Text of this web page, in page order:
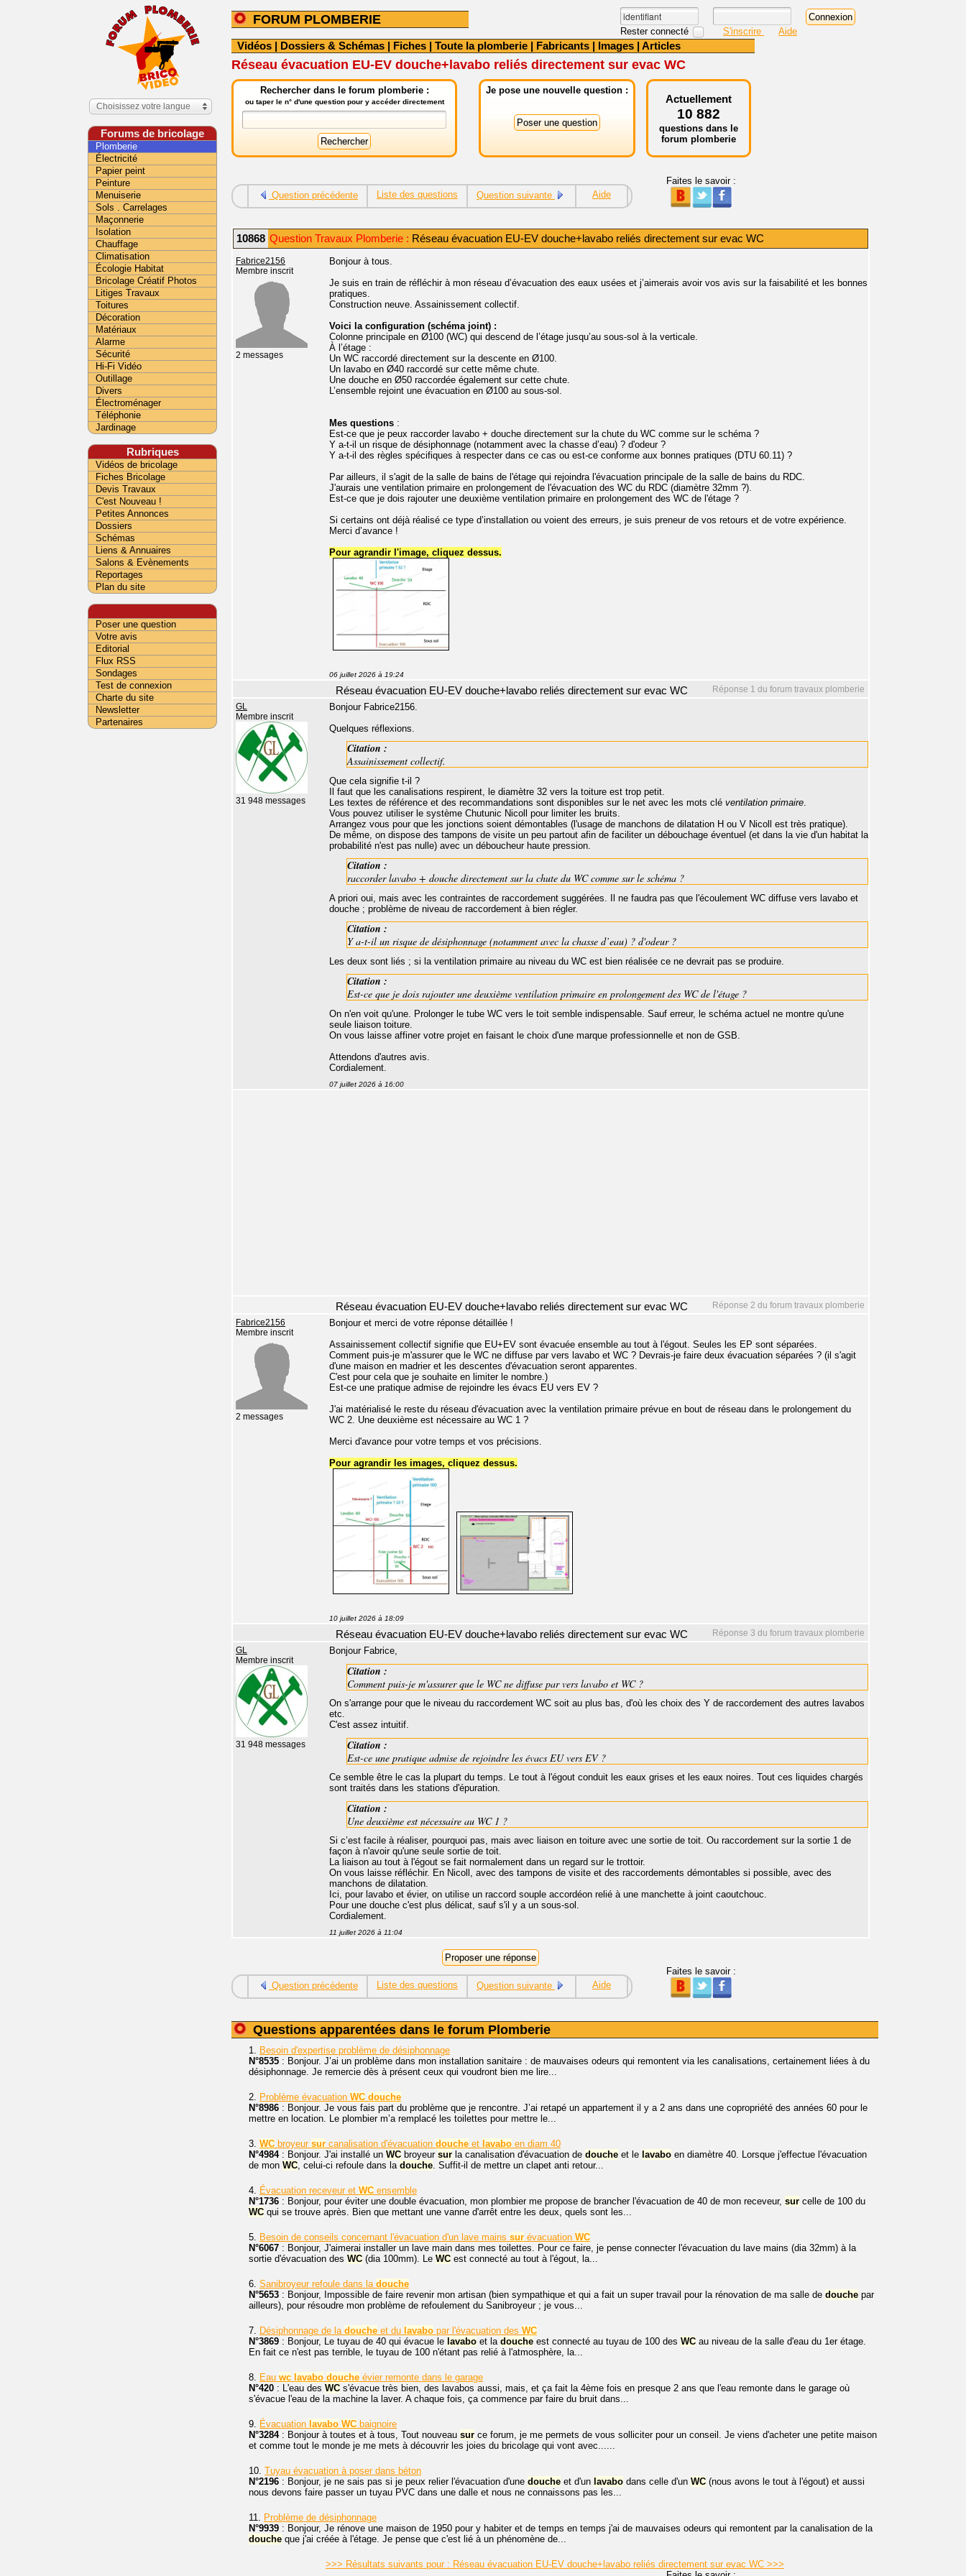
FORUM PLOMBERIE
Rester connecté S'inscrire Aide
Vidéos | Dossiers & Schémas | Fiches | Toute la plomberie | Fabricants | Images | Articles
Réseau évacuation EU-EV douche+lavabo reliés directement sur evac WC
Rechercher dans le forum plomberie :
ou taper le n° d'une question pour y accéder directement
Je pose une nouvelle question :
Actuellement
10 882
questions dans le
forum plomberie
Question précédente Liste des questions Question suivante Aide
Faites le savoir :
10868 Question Travaux Plomberie : Réseau évacuation EU-EV douche+lavabo reliés directement sur evac WC
Fabrice2156
Membre inscrit
2 messages
Bonjour à tous.
Je suis en train de réfléchir à mon réseau d’évacuation des eaux usées et j’aimerais avoir vos avis sur la faisabilité et les bonnes
pratiques.
Construction neuve. Assainissement collectif.
Voici la configuration (schéma joint) :
Colonne principale en Ø100 (WC) qui descend de l’étage jusqu’au sous-sol à la verticale.
À l’étage :
Un WC raccordé directement sur la descente en Ø100.
Un lavabo en Ø40 raccordé sur cette même chute.
Une douche en Ø50 raccordée également sur cette chute.
L’ensemble rejoint une évacuation en Ø100 au sous-sol.
Mes questions :
Est-ce que je peux raccorder lavabo + douche directement sur la chute du WC comme sur le schéma ?
Y a-t-il un risque de désiphonnage (notamment avec la chasse d’eau) ? d'odeur ?
Y a-t-il des règles spécifiques à respecter dans ce cas ou est-ce conforme aux bonnes pratiques (DTU 60.11) ?
Par ailleurs, il s'agit de la salle de bains de l'étage qui rejoindra l'évacuation principale de la salle de bains du RDC.
J'aurais une ventilation primaire en prolongement de l'évacuation des WC du RDC (diamètre 32mm ?).
Est-ce que je dois rajouter une deuxième ventilation primaire en prolongement des WC de l'étage ?
Si certains ont déjà réalisé ce type d’installation ou voient des erreurs, je suis preneur de vos retours et de votre expérience.
Merci d’avance !
Pour agrandir l'image, cliquez dessus.
06 juillet 2026 à 19:24
Réponse 1 du forum travaux plomberie
Réseau évacuation EU-EV douche+lavabo reliés directement sur evac WC
GL
Membre inscrit
31 948 messages
Bonjour Fabrice2156.
Quelques réflexions.
Citation :
Assainissement collectif.
Que cela signifie t-il ?
Il faut que les canalisations respirent, le diamètre 32 vers la toiture est trop petit.
Les textes de référence et des recommandations sont disponibles sur le net avec les mots clé ventilation primaire
Vous pouvez utiliser le système Chutunic Nicoll pour limiter les bruits.
Arrangez vous pour que les jonctions soient démontables (l'usage de manchons de dilatation H ou V Nicoll est très pratique).
De même, on dispose des tampons de visite un peu partout afin de faciliter un débouchage éventuel (et dans la vie d'un habitat la
probabilité n'est pas nulle) avec un déboucheur haute pression.
Citation :
raccorder lavabo + douche directement sur la chute du WC comme sur le schéma ?
A priori oui, mais avec les contraintes de raccordement suggérées. Il ne faudra pas que l'écoulement WC diffuse vers lavabo et
douche ; problème de niveau de raccordement à bien régler.
Citation :
Y a-t-il un risque de désiphonnage (notamment avec la chasse d’eau) ? d'odeur ?
Les deux sont liés ; si la ventilation primaire au niveau du WC est bien réalisée ce ne devrait pas se produire.
Citation :
Est-ce que je dois rajouter une deuxième ventilation primaire en prolongement des WC de l'étage ?
On n'en voit qu'une. Prolonger le tube WC vers le toit semble indispensable. Sauf erreur, le schéma actuel ne montre qu'une
seule liaison toiture.
On vous laisse affiner votre projet en faisant le choix d'une marque professionnelle et non de GSB.
Attendons d'autres avis.
Cordialement.
07 juillet 2026 à 16:00
Réponse 2 du forum travaux plomberie
Réseau évacuation EU-EV douche+lavabo reliés directement sur evac WC
Fabrice2156
Membre inscrit
2 messages
Bonjour et merci de votre réponse détaillée !
Assainissement collectif signifie que EU+EV sont évacuée ensemble au tout à l'égout. Seules les EP sont séparées.
Comment puis-je m'assurer que le WC ne diffuse par vers lavabo et WC ? Devrais-je faire deux évacuation séparées ? (il s'agit
d'une maison en madrier et les descentes d'évacuation seront apparentes.
C'est pour cela que je souhaite en limiter le nombre.)
Est-ce une pratique admise de rejoindre les évacs EU vers EV ?
J'ai matérialisé le reste du réseau d'évacuation avec la ventilation primaire prévue en bout de réseau dans le prolongement du
WC 2. Une deuxième est nécessaire au WC 1 ?
Merci d'avance pour votre temps et vos précisions.
Pour agrandir les images, cliquez dessus.
10 juillet 2026 à 18:09
Réponse 3 du forum travaux plomberie
Réseau évacuation EU-EV douche+lavabo reliés directement sur evac WC
GL
Membre inscrit
31 948 messages
Bonjour Fabrice,
Citation :
Comment puis-je m'assurer que le WC ne diffuse par vers lavabo et WC ?
On s'arrange pour que le niveau du raccordement WC soit au plus bas, d'où les choix des Y de raccordement des autres lavabos
etc.
C'est assez intuitif.
Citation :
Est-ce une pratique admise de rejoindre les évacs EU vers EV ?
Ce semble être le cas la plupart du temps. Le tout à l'égout conduit les eaux grises et les eaux noires. Tout ces liquides chargés
sont traités dans les stations d'épuration.
Citation :
Une deuxième est nécessaire au WC 1 ?
Si c’est facile à réaliser, pourquoi pas, mais avec liaison en toiture avec une sortie de toit. Ou raccordement sur la sortie 1 de
façon à n'avoir qu'une seule sortie de toit.
La liaison au tout à l'égout se fait normalement dans un regard sur le trottoir.
On vous laisse réfléchir. En Nicoll, avec des tampons de visite et des raccordements démontables si possible, avec des
manchons de dilatation.
Ici, pour lavabo et évier, on utilise un raccord souple accordéon relié à une manchette à joint caoutchouc.
Pour une douche c'est plus délicat, sauf s'il y a un sous-sol.
Cordialement.
11 juillet 2026 à 11:04
Question précédente Liste des questions Question suivante Aide
Faites le savoir :
Questions apparentées dans le forum Plomberie
1. Besoin d'expertise problème de désiphonnage
N°8535 : Bonjour. J’ai un problème dans mon installation sanitaire : de mauvaises odeurs qui remontent via les canalisations, certainement liées à du
désiphonnage. Je remercie dès à présent ceux qui voudront bien me lire...
2. Problème évacuation WC douche
N°8986 : Bonjour. Je vous fais part du problème que je rencontre. J’ai retapé un appartement il y a 2 ans dans une copropriété des années 60 pour le
mettre en location. Le plombier m’a remplacé les toilettes pour mettre le...
3. WC broyeur sur canalisation d'évacuation douche et lavabo en diam 40
N°4984: Bonjour. J'ai installé un WC broyeur sur la canalisation d'évacuation de douche et le lavabo en diamètre 40. Lorsque j'effectue l'évacuation
de mon WC, celui-ci refoule dans la douche. Suffit-il de mettre un clapet anti retour...
4. Évacuation receveur et WC ensemble
N°1736 : Bonjour, pour éviter une double évacuation, mon plombier me propose de brancher l'évacuation de 40 de mon receveur, sur celle de 100 du
WC qui se trouve après. Bien que mettant une vanne d'arrêt entre les deux, quels sont les...
5. Besoin de conseils concernant l'évacuation d'un lave mains sur évacuation WC
N°6067 : Bonjour, J'aimerai installer un lave main dans mes toilettes. Pour ce faire, je pense connecter l'évacuation du lave mains (dia 32mm) à la
sortie d'évacuation des WC (dia 100mm). Le WC est connecté au tout à l'égout, la...
6. Sanibroyeur refoule dans la douche
N°5653 : Bonjour, Impossible de faire revenir mon artisan (bien sympathique et qui a fait un super travail pour la rénovation de ma salle de douche par
ailleurs), pour résoudre mon problème de refoulement du Sanibroyeur ; je vous...
7. Désiphonnage de la douche et du lavabo par l'évacuation des WC
N°3869 : Bonjour, Le tuyau de 40 qui évacue le lavabo et la douche est connecté au tuyau de 100 des WC au niveau de la salle d'eau du 1er étage.
En fait ce n'est pas terrible, le tuyau de 100 n'étant pas relié à l'atmosphère, la...
8. Eau wc lavabo douche évier remonte dans le garage
N°420 : L'eau des WC s'évacue très bien, des lavabos aussi, mais, et ça fait la 4ème fois en presque 2 ans que l'eau remonte dans le garage où
s'évacue l'eau de la machine la laver. A chaque fois, ça commence par faire du bruit dans...
9. Évacuation lavabo WC baignoire
N°3284: Bonjour à toutes et à tous, Tout nouveau sur ce forum, je me permets de vous solliciter pour un conseil. Je viens d'acheter une petite maison
et comme tout le monde je me mets à découvrir les joies du bricolage qui vont avec......
10. Tuyau évacuation à poser dans béton
N°2196 : Bonjour, je ne sais pas si je peux relier l'évacuation d'une douche et d'un lavabo dans celle d'un WC (nous avons le tout à l'égout) et aussi
nous devons faire passer un tuyau PVC dans une dalle et nous ne connaissons pas les...
11. Problème de désiphonnage
N°9939 : Bonjour, Je rénove une maison de 1950 pour y habiter et de temps en temps j'ai de mauvaises odeurs qui remontent par la canalisation de la
douche que j'ai créée à l'étage. Je pense que c'est lié à un phénomène de...
>>> Résultats suivants pour : Réseau évacuation EU-EV douche+lavabo reliés directement sur evac WC >>>
Choisissez votre langue
Forums de bricolage
Plomberie
Électricité
Papier peint
Peinture
Menuiserie
Sols . Carrelages
Maçonnerie
Isolation
Chauffage
Climatisation
Écologie Habitat
Bricolage Créatif Photos
Litiges Travaux
Toitures
Décoration
Matériaux
Alarme
Sécurité
Hi-Fi Vidéo
Outillage
Divers
Électroménager
Téléphonie
Jardinage
Rubriques
Vidéos de bricolage
Fiches Bricolage
Devis Travaux
C'est Nouveau !
Petites Annonces
Dossiers
Schémas
Liens & Annuaires
Salons & Evènements
Reportages
Plan du site
Poser une question
Votre avis
Editorial
Flux RSS
Sondages
Test de connexion
Charte du site
Newsletter
Partenaires